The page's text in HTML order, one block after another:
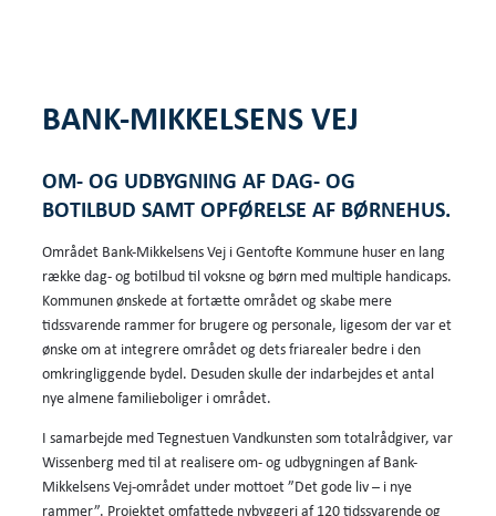
BANK-MIKKELSENS VEJ
OM- OG UDBYGNING AF DAG- OG
BOTILBUD SAMT OPFØRELSE AF BØRNEHUS.
Området Bank-Mikkelsens Vej i Gentofte Kommune huser en lang
række dag- og botilbud til voksne og børn med multiple handicaps.
Kommunen ønskede at fortætte området og skabe mere
tidssvarende rammer for brugere og personale, ligesom der var et
ønske om at integrere området og dets friarealer bedre i den
omkringliggende bydel. Desuden skulle der indarbejdes et antal
nye almene familieboliger i området.
I samarbejde med Tegnestuen Vandkunsten som totalrådgiver, var
Wissenberg med til at realisere om- og udbygningen af Bank-
Mikkelsens Vej-området under mottoet ”Det gode liv – i nye
rammer”. Projektet omfattede nybyggeri af 120 tidssvarende og